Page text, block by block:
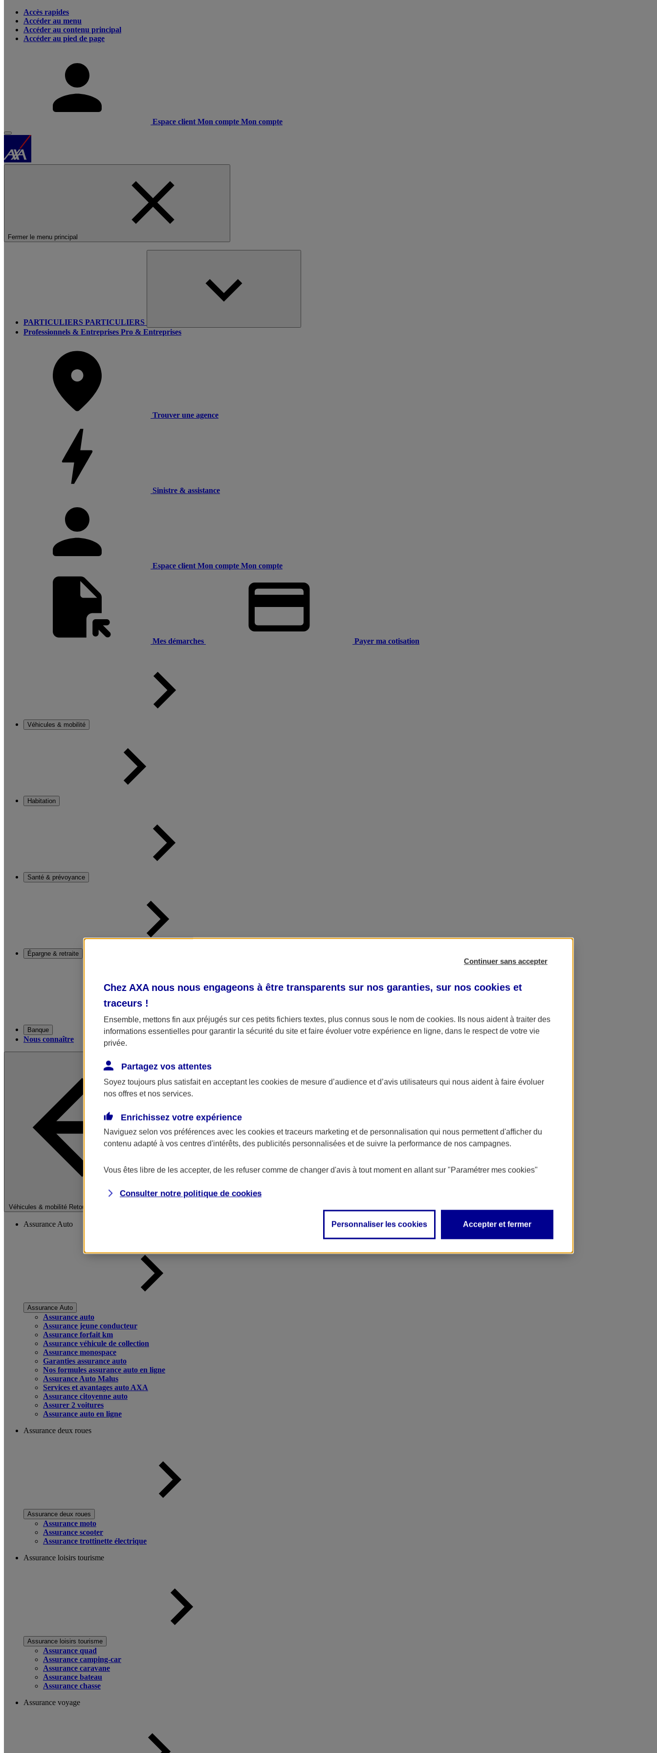
Accès rapides
Accéder au menu
Accéder au contenu principal
Accéder au pied de page
Espace client Mon compte Mon compte
Fermer le menu principal
PARTICULIERS PARTICULIERS
Professionnels & Entreprises Pro & Entreprises
Trouver une agence
Sinistre & assistance
Espace client Mon compte Mon compte
Mes démarches Payer ma cotisation
Véhicules & mobilité
Habitation
Santé & prévoyance
Épargne & retraite
Banque
Nous connaître
Véhicules & mobilité Retour à la section précédente
Fermer le menu principal
Assurance Auto
Assurance Auto
Assurance auto
Assurance jeune conducteur
Assurance forfait km
Assurance véhicule de collection
Assurance monospace
Garanties assurance auto
Nos formules assurance auto en ligne
Assurance Auto Malus
Services et avantages auto AXA
Assurance citoyenne auto
Assurer 2 voitures
Assurance auto en ligne
Assurance deux roues
Assurance deux roues
Assurance moto
Assurance scooter
Assurance trottinette électrique
Assurance loisirs tourisme
Assurance loisirs tourisme
Assurance quad
Assurance camping-car
Assurance caravane
Assurance bateau
Assurance chasse
Assurance voyage
Continuer sans accepter
Chez AXA nous nous engageons à être transparents sur nos garanties, sur nos cookies et
traceurs !
Ensemble, mettons fin aux préjugés sur ces petits fichiers textes, plus connus sous le nom de cookies. Ils nous aident à traiter des
informations essentielles pour garantir la sécurité du site et faire évoluer votre expérience en ligne, dans le respect de votre vie
privée.
Partagez vos attentes
Soyez toujours plus satisfait en acceptant les cookies de mesure d’audience et d’avis utilisateurs qui nous aident à faire évoluer
nos offres et nos services.
Enrichissez votre expérience
Naviguez selon vos préférences avec les cookies et traceurs marketing et de personnalisation qui nous permettent d'afficher du
contenu adapté à vos centres d'intérêts, des publicités personnalisées et de suivre la performance de nos campagnes.
Vous êtes libre de les accepter, de les refuser comme de changer d'avis à tout moment en allant sur "Paramétrer mes cookies"
Consulter notre politique de cookies
Personnaliser les cookies Accepter et fermer